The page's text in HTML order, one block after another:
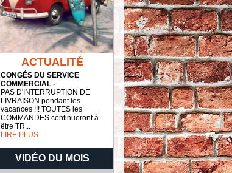
ACTUALITÉ
CONGÉS DU SERVICE
COMMERCIAL -
PAS D'INTERRUPTION DE
LIVRAISON pendant les
vacances !!! TOUTES les
COMMANDES continueront à
être TR...
LIRE PLUS
VIDÉO DU MOIS